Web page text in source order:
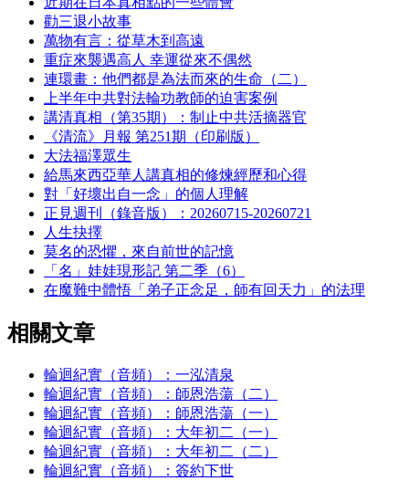
勸三退小故事
萬物有言：從草木到高遠
重症來襲遇高人 幸運從來不偶然
連環畫：他們都是為法而來的生命（二）
上半年中共對法輪功教師的迫害案例
講清真相（第35期）：制止中共活摘器官
《清流》月報 第251期（印刷版）
大法福澤眾生
給馬來西亞華人講真相的修煉經歷和心得
對「好壞出自一念」的個人理解
正見週刊（錄音版）：20260715-20260721
人生抉擇
莫名的恐懼，來自前世的記憶
「名」娃娃現形記 第二季（6）
在魔難中體悟「弟子正念足，師有回天力」的法理
相關文章
輪迴紀實（音頻）：一泓清泉
輪迴紀實（音頻）：師恩浩蕩（二）
輪迴紀實（音頻）：師恩浩蕩（一）
輪迴紀實（音頻）：大年初二（一）
輪迴紀實（音頻）：大年初二（二）
輪迴紀實（音頻）：簽約下世